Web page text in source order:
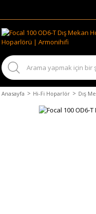
Anasayfa Hi-Fi Hoparlör Dış